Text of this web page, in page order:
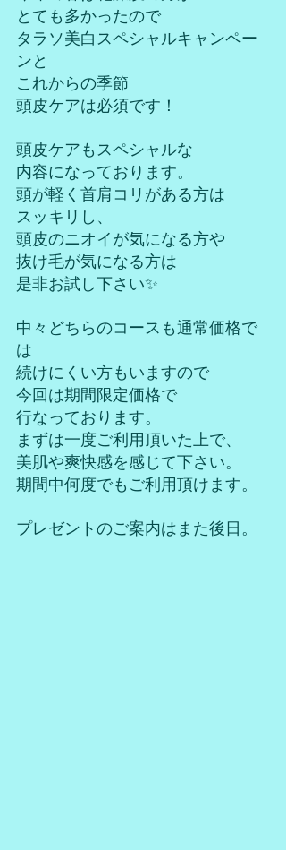
とても多かったので
タラソ美白スペシャルキャンペー
ンと
これからの季節
頭皮ケアは必須です！
頭皮ケアもスペシャルな
内容になっております。
頭が軽く首肩コリがある方は
スッキリし、
頭皮のニオイが気になる方や
抜け毛が気になる方は
是非お試し下さい✨
中々どちらのコースも通常価格で
は
続けにくい方もいますので
今回は期間限定価格で
行なっております。
まずは一度ご利用頂いた上で、
美肌や爽快感を感じて下さい。
期間中何度でもご利用頂けます。
プレゼントのご案内はまた後日。